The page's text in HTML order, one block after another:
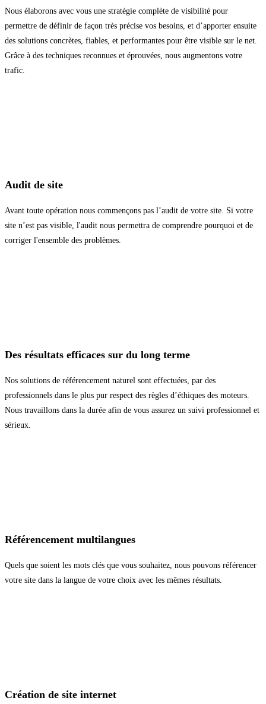
Nous élaborons avec vous une stratégie complète de visibilité pour
permettre de définir de façon très précise vos besoins, et d’apporter ensuite
des solutions concrètes, fiables, et performantes pour être visible sur le net.
Grâce à des techniques reconnues et éprouvées, nous augmentons votre
trafic.
Audit de site
Avant toute opération nous commençons pas l’audit de votre site. Si votre
site n’est pas visible, l'audit nous permettra de comprendre pourquoi et de
corriger l'ensemble des problèmes.
Des résultats efficaces sur du long terme
Nos solutions de référencement naturel sont effectuées, par des
professionnels dans le plus pur respect des règles d’éthiques des moteurs.
Nous travaillons dans la durée afin de vous assurez un suivi professionnel et
sérieux.
Référencement multilangues
Quels que soient les mots clés que vous souhaitez, nous pouvons référencer
votre site dans la langue de votre choix avec les mêmes résultats.
Création de site internet